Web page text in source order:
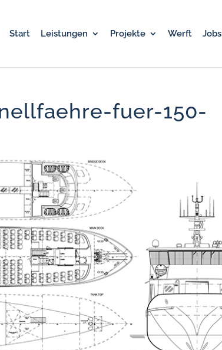
Start Leistungen Projekte Werft Jobs
fuer-150-